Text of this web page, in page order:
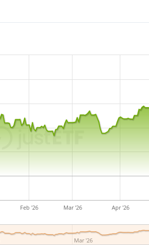
Feb '26 Mar '26 Apr '26
Mar '26